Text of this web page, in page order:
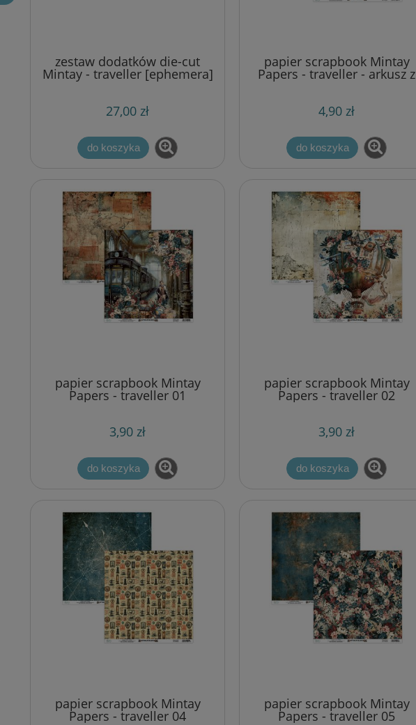
zestaw dodatków die-cut
Mintay - traveller [ephemera]
27,00 zł
do koszyka
papier scrapbook Mintay
Papers - traveller - arkusz z
4,90 zł
do koszyka
papier scrapbook Mintay
Papers - traveller 01
3,90 zł
do koszyka
papier scrapbook Mintay
Papers - traveller 02
3,90 zł
do koszyka
papier scrapbook Mintay
Papers - traveller 04
papier scrapbook Mintay
Papers - traveller 05